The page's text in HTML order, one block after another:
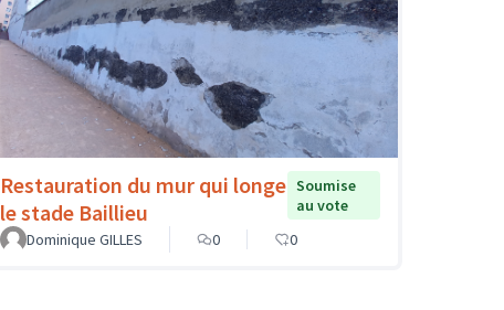
Restauration du mur qui longe
le stade Baillieu
Soumise
au vote
Dominique GILLES
0 0